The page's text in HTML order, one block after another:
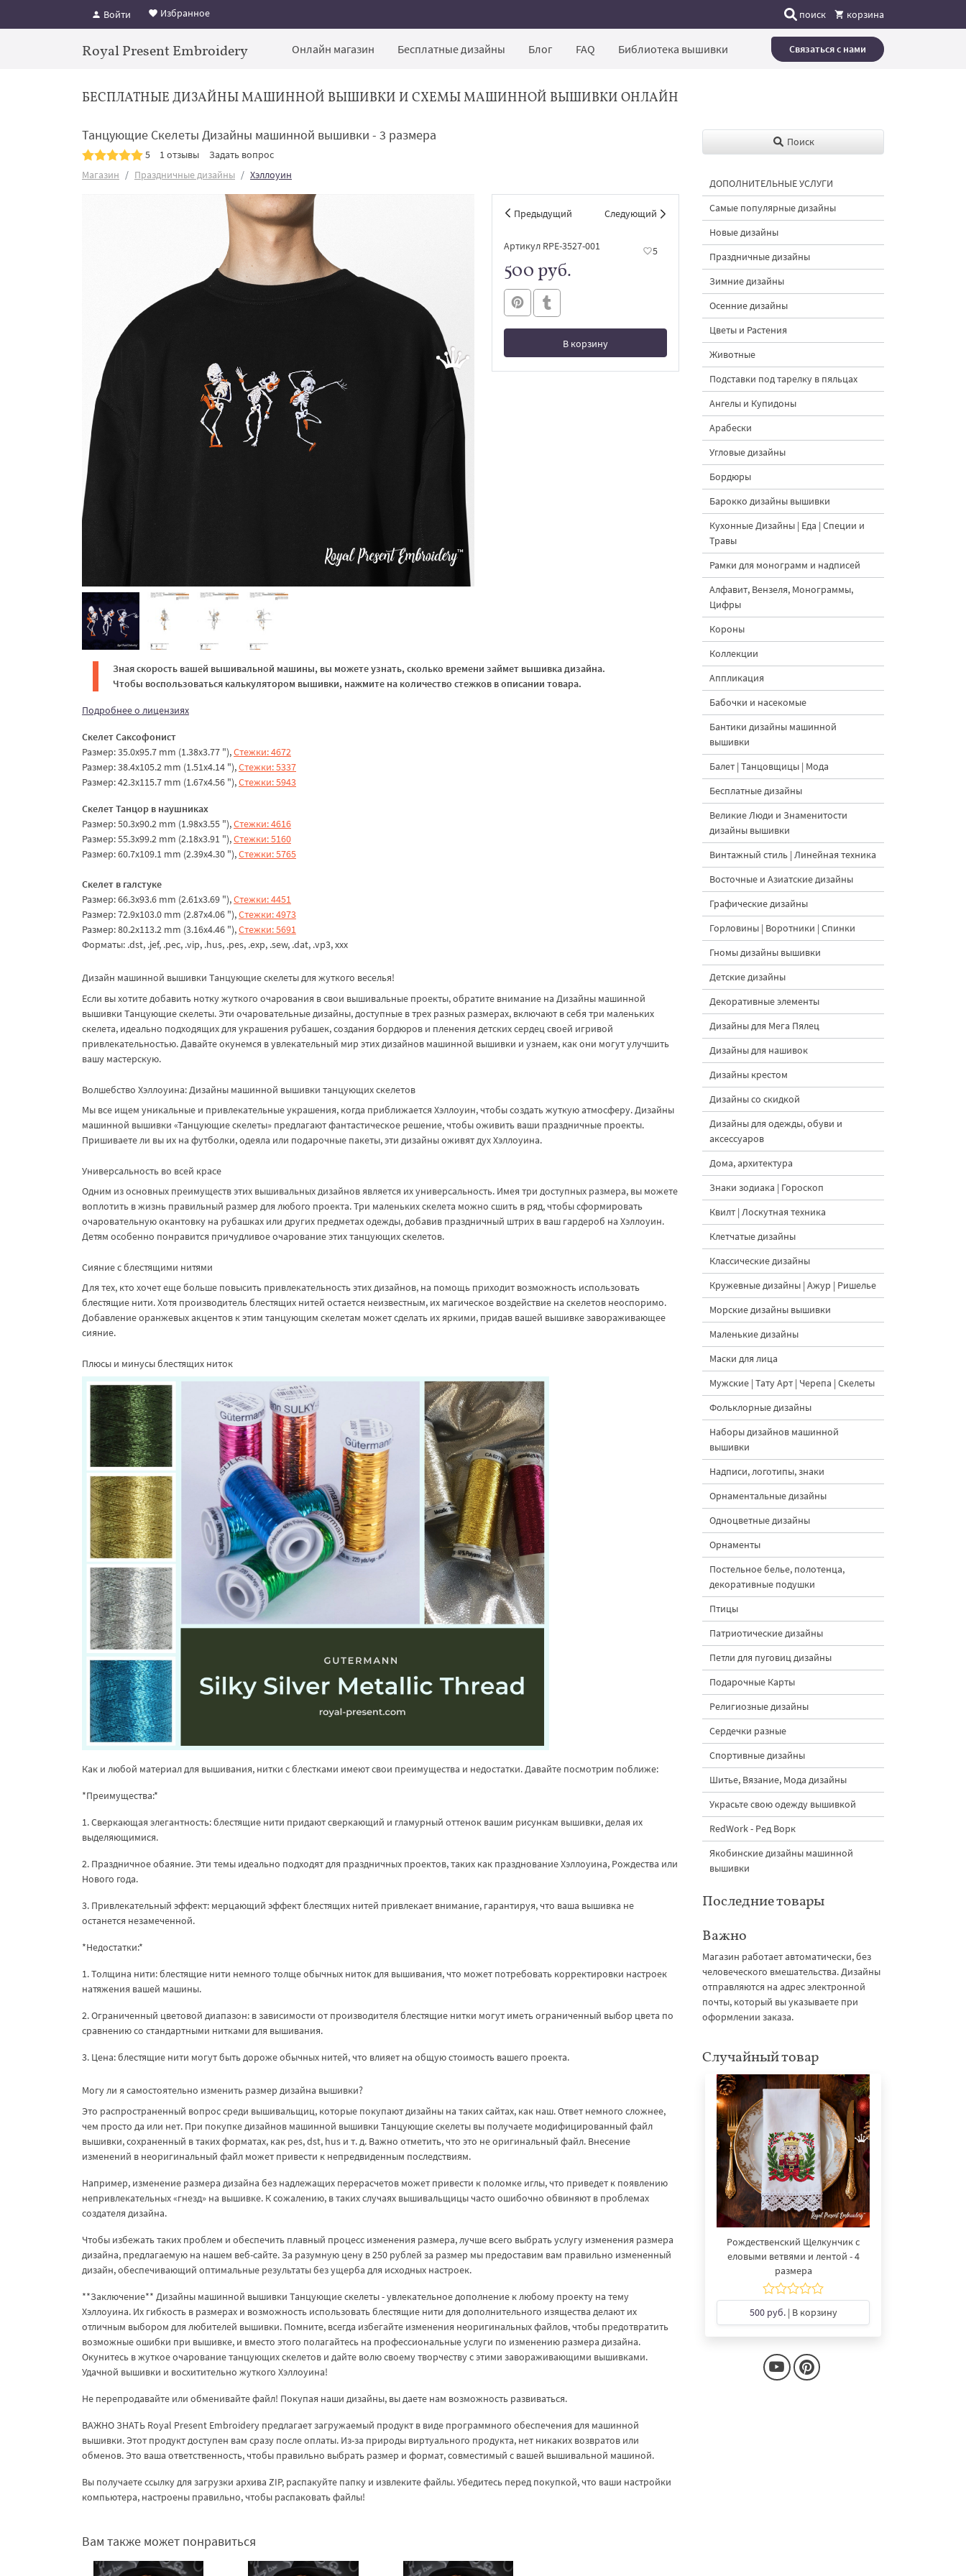
Войти Избранное поиск корзина
Royal Present Embroidery Онлайн магазин Бесплатные дизайны Блог FAQ Библиотека вышивки Связаться с нами
БЕСПЛАТНЫЕ ДИЗАЙНЫ МАШИННОЙ ВЫШИВКИ И СХЕМЫ МАШИННОЙ ВЫШИВКИ ОНЛАЙН
Танцующие Скелеты Дизайны машинной вышивки - 3 размера
5 1 отзывы
Задать вопрос
Магазин
Праздничные дизайны Хэллоуин
Предыдущий Следующий
Артикул RPE-3527-001 5
500 руб.
В корзину
В корзине
Зная скорость вашей вышивальной машины, вы можете узнать, сколько времени займет вышивка дизайна.
Чтобы воспользоваться калькулятором вышивки, нажмите на количество стежков в описании товара.
Подробнее о лицензиях
Скелет Саксофонист
Размер: 35.0x95.7 mm (1.38x3.77 "),Стежки: 4672
Размер: 38.4x105.2 mm (1.51x4.14 "),Стежки: 5337
Размер: 42.3x115.7 mm (1.67x4.56 "),Стежки: 5943
Скелет Танцор в наушниках
Размер: 50.3x90.2 mm (1.98x3.55 "),Стежки: 4616
Размер: 55.3x99.2 mm (2.18x3.91 "),Стежки: 5160
Размер: 60.7x109.1 mm (2.39x4.30 "),Стежки: 5765
Скелет в галстуке
Размер: 66.3x93.6 mm (2.61x3.69 "),Стежки: 4451
Размер: 72.9x103.0 mm (2.87x4.06 "),Стежки: 4973
Размер: 80.2x113.2 mm (3.16x4.46 "),Стежки: 5691
Форматы: .dst, .jef, .pec, .vip, .hus, .pes, .exp, .sew, .dat, .vp3, ххх
Дизайн машинной вышивки Танцующие скелеты для жуткого веселья!
Если вы хотите добавить нотку жуткого очарования в свои вышивальные проекты, обратите внимание на Дизайны машинной
вышивки Танцующие скелеты. Эти очаровательные дизайны, доступные в трех разных размерах, включают в себя три маленьких
скелета, идеально подходящих для украшения рубашек, создания бордюров и пленения детских сердец своей игривой
привлекательностью. Давайте окунемся в увлекательный мир этих дизайнов машинной вышивки и узнаем, как они могут улучшить
вашу мастерскую.
Волшебство Хэллоуина: Дизайны машинной вышивки танцующих скелетов
Мы все ищем уникальные и привлекательные украшения, когда приближается Хэллоуин, чтобы создать жуткую атмосферу. Дизайны
машинной вышивки «Танцующие скелеты» предлагают фантастическое решение, чтобы оживить ваши праздничные проекты.
Пришиваете ли вы их на футболки, одеяла или подарочные пакеты, эти дизайны оживят дух Хэллоуина.
Универсальность во всей красе
Одним из основных преимуществ этих вышивальных дизайнов является их универсальность. Имея три доступных размера, вы можете
воплотить в жизнь правильный размер для любого проекта. Три маленьких скелета можно сшить в ряд, чтобы сформировать
очаровательную окантовку на рубашках или других предметах одежды, добавив праздничный штрих в ваш гардероб на Хэллоуин.
Детям особенно понравится причудливое очарование этих танцующих скелетов.
Сияние с блестящими нитями
Для тех, кто хочет еще больше повысить привлекательность этих дизайнов, на помощь приходит возможность использовать
блестящие нити. Хотя производитель блестящих нитей остается неизвестным, их магическое воздействие на скелетов неоспоримо.
Добавление оранжевых акцентов к этим танцующим скелетам может сделать их яркими, придав вашей вышивке завораживающее
сияние.
Плюсы и минусы блестящих ниток
Как и любой материал для вышивания, нитки с блестками имеют свои преимущества и недостатки. Давайте посмотрим поближе:
*Преимущества:*
1. Сверкающая элегантность: блестящие нити придают сверкающий и гламурный оттенок вашим рисункам вышивки, делая их
выделяющимися.
2. Праздничное обаяние. Эти темы идеально подходят для праздничных проектов, таких как празднование Хэллоуина, Рождества или
Нового года.
3. Привлекательный эффект: мерцающий эффект блестящих нитей привлекает внимание, гарантируя, что ваша вышивка не
останется незамеченной.
*Недостатки:*
1. Толщина нити: блестящие нити немного толще обычных ниток для вышивания, что может потребовать корректировки настроек
натяжения вашей машины.
2. Ограниченный цветовой диапазон: в зависимости от производителя блестящие нитки могут иметь ограниченный выбор цвета по
сравнению со стандартными нитками для вышивания.
3. Цена: блестящие нити могут быть дороже обычных нитей, что влияет на общую стоимость вашего проекта.
Могу ли я самостоятельно изменить размер дизайна вышивки?
Это распространенный вопрос среди вышивальщиц, которые покупают дизайны на таких сайтах, как наш. Ответ немного сложнее,
чем просто да или нет. При покупке дизайнов машинной вышивки Танцующие скелеты вы получаете модифицированный файл
вышивки, сохраненный в таких форматах, как pes, dst, hus и т. д. Важно отметить, что это не оригинальный файл. Внесение
изменений в неоригинальный файл может привести к непредвиденным последствиям.
Например, изменение размера дизайна без надлежащих перерасчетов может привести к поломке иглы, что приведет к появлению
непривлекательных «гнезд» на вышивке. К сожалению, в таких случаях вышивальщицы часто ошибочно обвиняют в проблемах
создателя дизайна.
Чтобы избежать таких проблем и обеспечить плавный процесс изменения размера, лучше всего выбрать услугу изменения размера
дизайна, предлагаемую на нашем веб-сайте. За разумную цену в 250 рублей за размер мы предоставим вам правильно измененный
дизайн, обеспечивающий оптимальные результаты без ущерба для исходных настроек.
**Заключение** Дизайны машинной вышивки Танцующие скелеты - увлекательное дополнение к любому проекту на тему
Хэллоуина. Их гибкость в размерах и возможность использовать блестящие нити для дополнительного изящества делают их
отличным выбором для любителей вышивки. Помните, всегда избегайте изменения неоригинальных файлов, чтобы предотвратить
возможные ошибки при вышивке, и вместо этого полагайтесь на профессиональные услуги по изменению размера дизайна.
Окунитесь в жуткое очарование танцующих скелетов и дайте волю своему творчеству с этими завораживающими вышивками.
Удачной вышивки и восхитительно жуткого Хэллоуина!
Не перепродавайте или обменивайте файл! Покупая наши дизайны, вы даете нам возможность развиваться.
ВАЖНО ЗНАТЬ Royal Present Embroidery предлагает загружаемый продукт в виде программного обеспечения для машинной
вышивки. Этот продукт доступен вам сразу после оплаты. Из-за природы виртуального продукта, нет никаких возвратов или
обменов. Это ваша ответственность, чтобы правильно выбрать размер и формат, совместимый с вашей вышивальной машиной.
Вы получаете ссылку для загрузки архива ZIP, распакуйте папку и извлеките файлы. Убедитесь перед покупкой, что ваши настройки
компьютера, настроены правильно, чтобы распаковать файлы!
Вам также может понравиться
Поиск
ДОПОЛНИТЕЛЬНЫЕ УСЛУГИ
Самые популярные дизайны
Новые дизайны
Праздничные дизайны
Зимние дизайны
Осенние дизайны
Цветы и Растения
Животные
Подставки под тарелку в пяльцах
Ангелы и Купидоны
Арабески
Угловые дизайны
Бордюры
Барокко дизайны вышивки
Кухонные Дизайны | Еда | Специи и
Травы
Рамки для монограмм и надписей
Алфавит, Вензеля, Монограммы,
Цифры
Короны
Коллекции
Аппликация
Бабочки и насекомые
Бантики дизайны машинной
вышивки
Балет | Танцовщицы | Мода
Бесплатные дизайны
Великие Люди и Знаменитости
дизайны вышивки
Винтажный стиль | Линейная техника
Восточные и Азиатские дизайны
Графические дизайны
Горловины | Воротники | Спинки
Гномы дизайны вышивки
Детские дизайны
Декоративные элементы
Дизайны для Мега Пялец
Дизайны для нашивок
Дизайны крестом
Дизайны со скидкой
Дизайны для одежды, обуви и
аксессуаров
Дома, архитектура
Знаки зодиака | Гороскоп
Квилт | Лоскутная техника
Клетчатые дизайны
Классические дизайны
Кружевные дизайны | Ажур | Ришелье
Морские дизайны вышивки
Маленькие дизайны
Маски для лица
Мужские | Тату Арт | Черепа | Скелеты
Фольклорные дизайны
Наборы дизайнов машинной
вышивки
Надписи, логотипы, знаки
Орнаментальные дизайны
Одноцветные дизайны
Орнаменты
Постельное белье, полотенца,
декоративные подушки
Птицы
Патриотические дизайны
Петли для пуговиц дизайны
Подарочные Карты
Религиозные дизайны
Сердечки разные
Спортивные дизайны
Шитье, Вязание, Мода дизайны
Украсьте свою одежду вышивкой
RedWork - Ред Ворк
Якобинские дизайны машинной
вышивки
Последние товары
Важно
Магазин работает автоматически, без
человеческого вмешательства. Дизайны
отправляются на адрес электронной
почты, который вы указываете при
оформлении заказа.
Случайный товар
Рождественский Щелкунчик с
еловыми ветвями и лентой - 4
размера
500 руб.| В корзину